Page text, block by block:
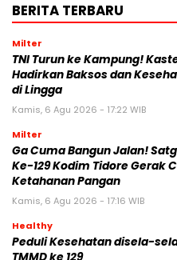
BERITA TERBARU
Milter
TNI Turun ke Kampung!
Hadirkan Baksos dan
di Lingga
Kamis, 6 Agu 2026 - 17:22 WIB
Milter
Ga Cuma Bangun Jalan!
Ke-129 Kodim Tidore Gerak
Ketahanan Pangan
Kamis, 6 Agu 2026 - 17:16 WIB
Healthy
Peduli Kesehatan disela-